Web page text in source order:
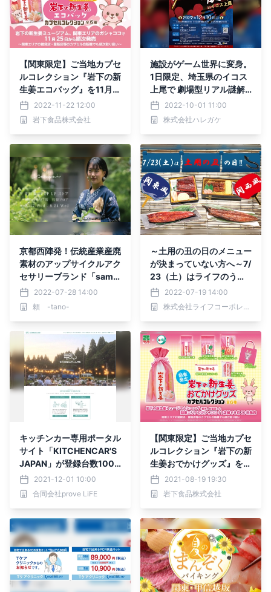
【関東限定】ご当地カプセ
ルコレクション『岩下の新
生姜エコバッグ』を11月2
5日から順次発売～岩下の
新生姜ミュージアム、関東
エリアのガシャココ28店
2022-11-22 12:00
岩下食品株式会社
施設がゲーム世界に変身。
1日限定、埼玉県のイコス
上尾で 劇場型リアル謎解
きゲーム、12/10(土)開
催。オープニングムービー
から始まる参加体験型イベ
2022-10-01 11:00
株式会社ハレガケ
京都西陣発！伝統産業産廃
素材のアップサイクルアク
セサリーブランド「samp
ai」が横浜高島屋にて8月1
7日（水）から期間限定PO
P UPストアをオープン
2022-07-28 14:00
頼 -tano-
～土用の丑の日のメニュー
が決まっていない方へ～7/
23（土）はライフのうな
ぎで！2022-07-19 14:00
株式会社ライフコーポレーション
キッチンカー専用ポータル
サイト「KITCHENCAR'S
JAPAN」が登録台数1000
台突破2021-12-01 10:00
合同会社prove LiFE
【関東限定】ご当地カプセ
ルコレクション『岩下の新
生姜おでかけグッズ』を岩
下の新生姜ミュージアムシ
ョップ（栃木、秋葉原）、
関東エリアのガシャココで
2021-08-19 19:30
岩下食品株式会社